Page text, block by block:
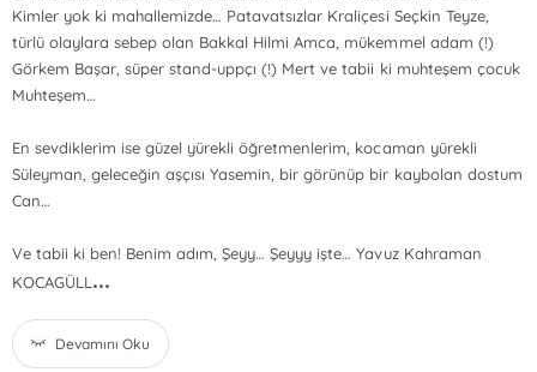
Kimler yok ki mahallemizde… Patavatsızlar Kraliçesi Seçkin Teyze,
türlü olaylara sebep olan Bakkal Hilmi Amca, mükemmel adam (!)
Görkem Başar, süper stand-uppçı (!) Mert ve tabii ki muhteşem çocuk
Muhteşem…
En sevdiklerim ise güzel yürekli öğretmenlerim, kocaman yürekli
Süleyman, geleceğin aşçısı Yasemin, bir görünüp bir kaybolan dostum
Can…
Ve tabii ki ben! Benim adım, Şeyy… Şeyyy işte… Yavuz Kahraman
KOCAGÜLL ...
Devamını Oku